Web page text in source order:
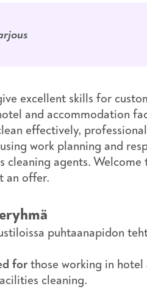
excellent skills for
and accommodation
effectively,
work planning and
cleaning agents.
an offer.
puhtaanapidon
forthose working in hotel
cleaning.